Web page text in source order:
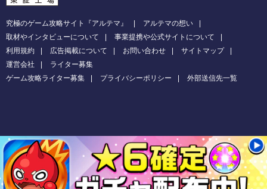
究極のゲーム攻略サイト『アルテマ』
アルテマの想い
取材やインタビューについて
事業提携や公式サイトについて
利用規約
広告掲載について お問い合わせ
サイトマップ
運営会社
ライター募集
ゲーム攻略ライター募集
プライバシーポリシー 外部送信先一覧
Copyright (C) 2026 モンスト攻略Wiki All Rights Reserved.